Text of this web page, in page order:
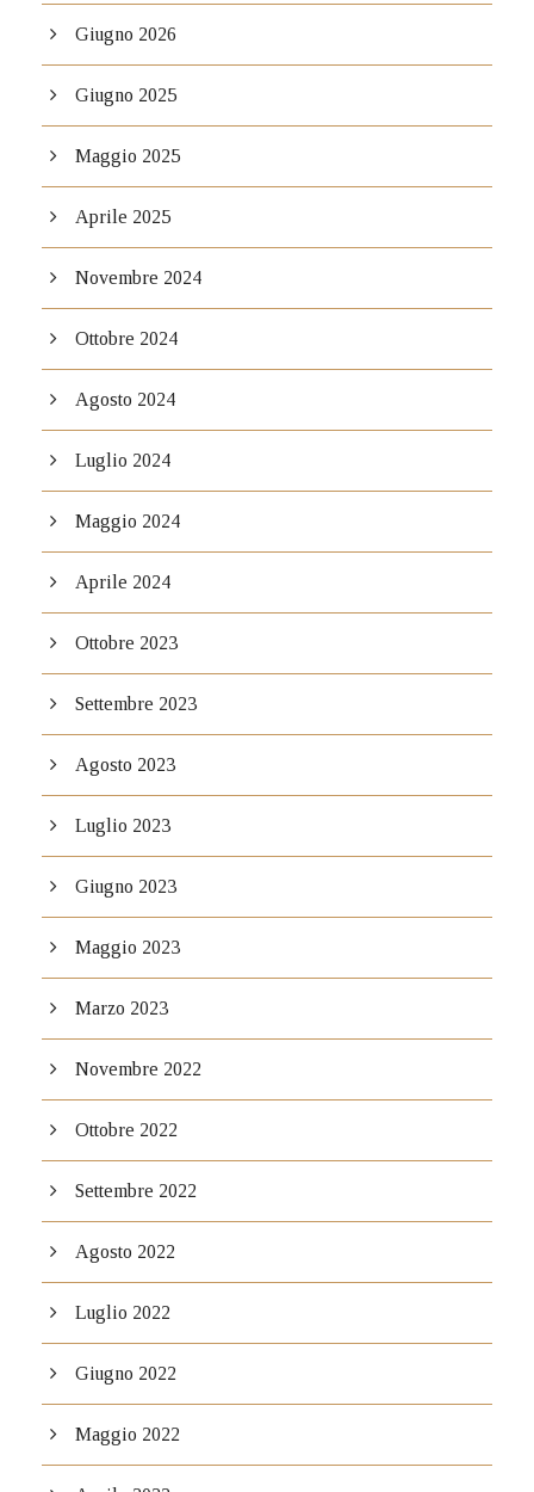
Giugno 2026
Giugno 2025
Maggio 2025
Aprile 2025
Novembre 2024
Ottobre 2024
Agosto 2024
Luglio 2024
Maggio 2024
Aprile 2024
Ottobre 2023
Settembre 2023
Agosto 2023
Luglio 2023
Giugno 2023
Maggio 2023
Marzo 2023
Novembre 2022
Ottobre 2022
Settembre 2022
Agosto 2022
Luglio 2022
Giugno 2022
Maggio 2022